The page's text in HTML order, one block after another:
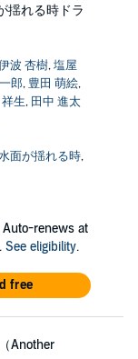
揺れる時ドラ
波 杏樹,塩屋
郎, 豊田 萌絵,
生, 田中 進太
面が揺れる時,
renews at
See eligibility.
free
Another